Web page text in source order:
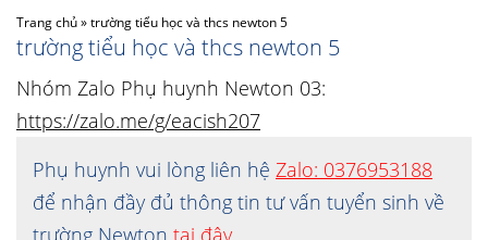
Trang chủ»trường tiểu học và thcs newton 5
trường tiểu học và thcs newton 5
Nhóm Zalo Phụ huynh Newton 03:
https://zalo.me/g/eacish207
Phụ huynh vui lòng liên hệ Zalo: 0376953188
để nhận đầy đủ thông tin tư vấn tuyển sinh về
trường Newton tại đây